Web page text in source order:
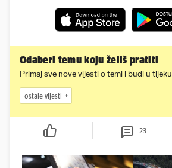
Odaberi temu koju želiš pratiti
Primaj sve nove vijesti o temi i budi u tijeku
ostale vijesti
23